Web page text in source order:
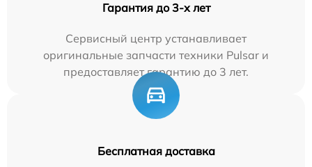
Гарантия до 3-х лет
Сервисный центр устанавливает
оригинальные запчасти техники Pulsar и
предоставляет гарантию до 3 лет.
Бесплатная доставка